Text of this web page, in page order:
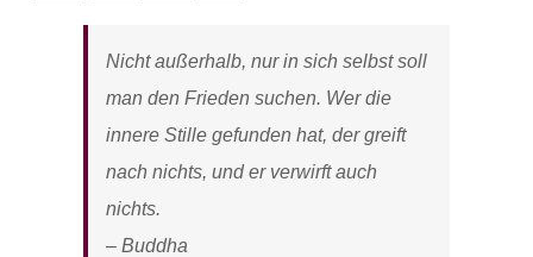
Nicht außerhalb, nur in sich selbst soll
man den Frieden suchen. Wer die
innere Stille gefunden hat, der greift
nach nichts, und er verwirft auch
nichts.
– Buddha